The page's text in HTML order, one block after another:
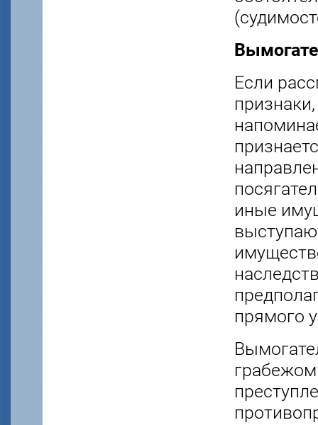
Если
иные
прямого